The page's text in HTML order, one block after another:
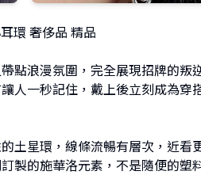
環 奢侈品 精品
點浪漫氛圍，完全展現招牌的叛
人一秒記住，戴上後立刻成為穿
土星環，線條流暢有層次，近看
的施華洛元素，不是隨便的塑